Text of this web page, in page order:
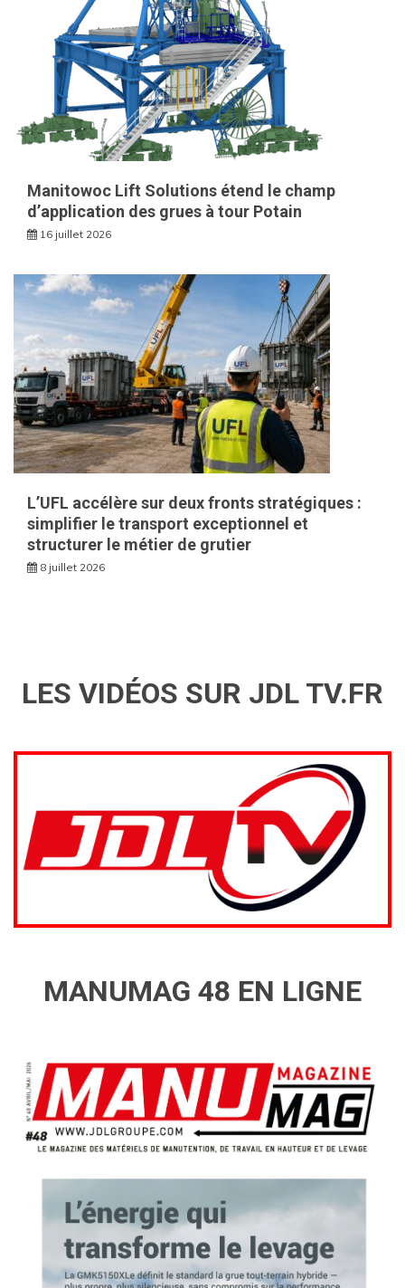
Manitowoc Lift Solutions étend le champ
d’application des grues à tour Potain
16 juillet 2026
L’UFL accélère sur deux fronts stratégiques :
simplifier le transport exceptionnel et
structurer le métier de grutier
8 juillet 2026
LES VIDÉOS SUR JDL TV.FR
MANUMAG 48 EN LIGNE